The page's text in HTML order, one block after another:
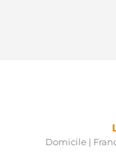
Domicile |